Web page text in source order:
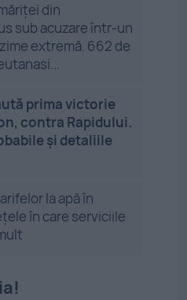
din
sub acuzare într-un
extremă. 662 de
prima victorie
contra Rapidului.
și detaliile
la apă în
în care serviciile